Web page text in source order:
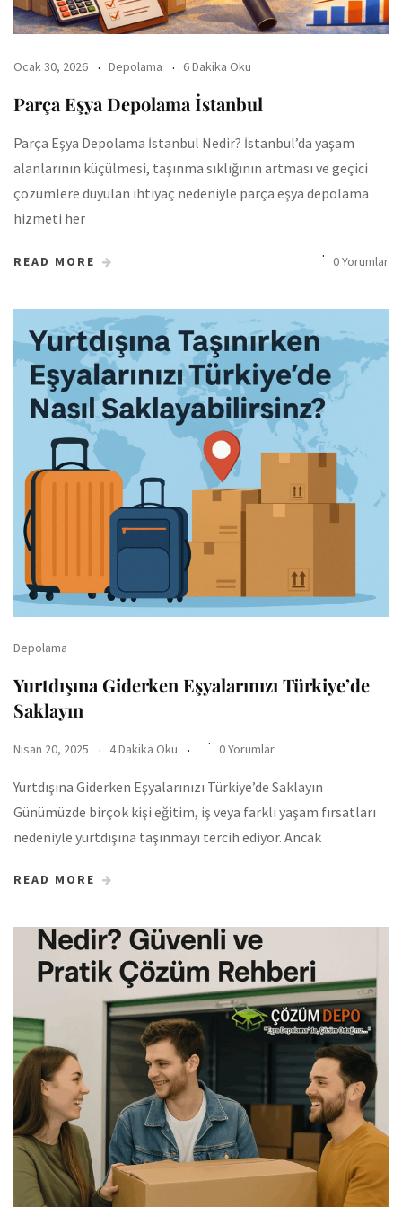
Ocak 30, 2026 Depolama 6 Dakika Oku
Parça Eşya Depolama İstanbul
Parça Eşya Depolama İstanbul Nedir? İstanbul’da yaşam
alanlarının küçülmesi, taşınma sıklığının artması ve geçici
çözümlere duyulan ihtiyaç nedeniyle parça eşya depolama
hizmeti her
READ MORE 0 Yorumlar
Depolama
Yurtdışına Giderken Eşyalarınızı Türkiye’de
Saklayın
Nisan 20, 2025 4 Dakika Oku 0 Yorumlar
Yurtdışına Giderken Eşyalarınızı Türkiye’de Saklayın
Günümüzde birçok kişi eğitim, iş veya farklı yaşam fırsatları
nedeniyle yurtdışına taşınmayı tercih ediyor. Ancak
READ MORE